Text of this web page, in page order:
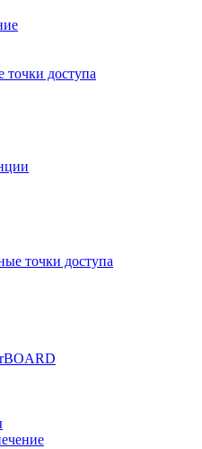
точки доступа
точки доступа